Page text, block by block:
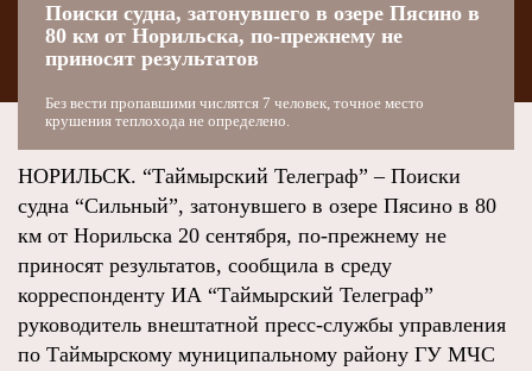
Поиски судна, затонувшего в озере Пясино в
80 км от Норильска, по-прежнему не
приносят результатов
Без вести пропавшими числятся 7 человек, точное место
крушения теплохода не определено.
НОРИЛЬСК. “Таймырский Телеграф” – Поиски
судна “Сильный”, затонувшего в озере Пясино в 80
км от Норильска 20 сентября, по-прежнему не
приносят результатов, сообщила в среду
корреспонденту ИА “Таймырский Телеграф”
руководитель внештатной пресс-службы управления
по Таймырскому муниципальному району ГУ МЧС